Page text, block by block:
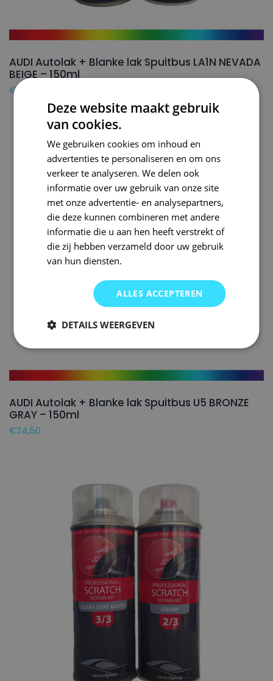
AUDI Autolak + Blanke lak Spuitbus LA1N NEVADA
BEIGE – 150ml
€24,50
AUDI Autolak + Blanke lak Spuitbus U5 BRONZE
GRAY – 150ml
€24,50
Deze website maakt gebruik
van cookies.
We gebruiken cookies om inhoud en
advertenties te personaliseren en om ons
verkeer te analyseren. We delen ook
informatie over uw gebruik van onze site
met onze advertentie- en analysepartners,
die deze kunnen combineren met andere
informatie die u aan hen heeft verstrekt of
die zij hebben verzameld door uw gebruik
van hun diensten.
ALLES ACCEPTEREN
DETAILS WEERGEVEN